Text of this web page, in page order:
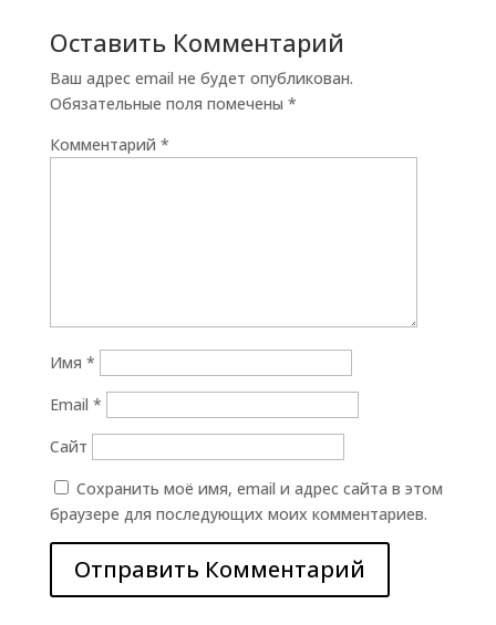
Оставить Комментарий
Ваш адрес email не будет опубликован.
Обязательные поля помечены *
Комментарий *
Имя *
Email *
Сайт
Сохранить моё имя, email и адрес сайта в этом
браузере для последующих моих комментариев.